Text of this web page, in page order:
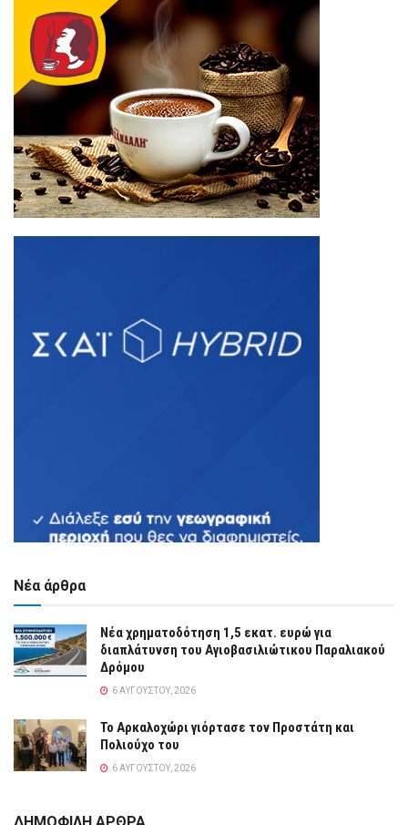
Νέα άρθρα
Νέα χρηματοδότηση 1,5 εκατ. ευρώ για
διαπλάτυνση του Αγιοβασιλιώτικου Παραλιακού
Δρόμου
6 ΑΥΓΟΎΣΤΟΥ, 2026
Το Αρκαλοχώρι γιόρτασε τον Προστάτη και
Πολιούχο του
6 ΑΥΓΟΎΣΤΟΥ, 2026